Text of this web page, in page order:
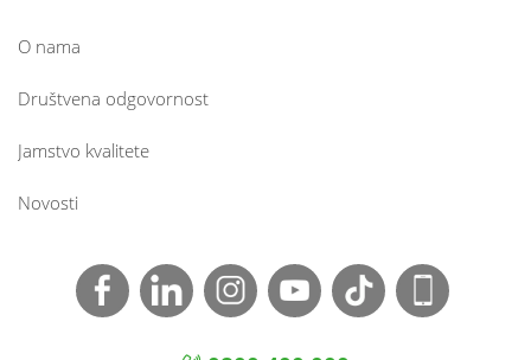
O nama
Društvena odgovornost
Jamstvo kvalitete
Novosti